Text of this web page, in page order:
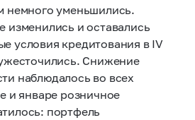
немного уменьшились.
изменились и оставались
условия кредитования в IV
Снижение
наблюдалось во всех
и январе розничное
портфель